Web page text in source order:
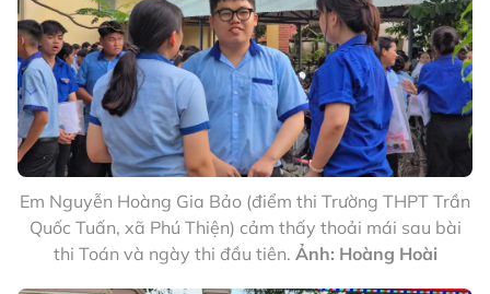
Em Nguyễn Hoàng Gia Bảo (điểm thi Trường THPT Trần
Quốc Tuấn, xã Phú Thiện) cảm thấy thoải mái sau bài
thi Toán và ngày thi đầu tiên. Ảnh: Hoàng Hoài